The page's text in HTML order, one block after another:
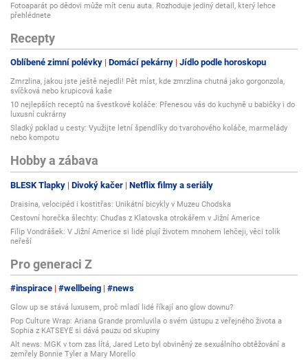
Fotoaparát po dědovi může mít cenu auta. Rozhoduje jediný detail, který lehce
přehlédnete
Recepty
Oblíbené zimní polévky Domácí pekárny Jídlo podle horoskopu
Zmrzlina, jakou jste ještě nejedli! Pět míst, kde zmrzlina chutná jako gorgonzola,
svíčková nebo krupicová kaše
10 nejlepších receptů na švestkové koláče: Přenesou vás do kuchyně u babičky i do
luxusní cukrárny
Sladký poklad u cesty: Využijte letní špendlíky do tvarohového koláče, marmelády
nebo kompotu
Hobby a zábava
BLESK Tlapky Divoký kačer Netflix filmy a seriály
Draisina, velocipéd i kostitřas: Unikátní bicykly v Muzeu Chodska
Cestovní horečka šlechty: Chuďas z Klatovska otrokářem v Jižní Americe
Filip Vondrášek: V Jižní Americe si lidé plují životem mnohem lehčeji, věci tolik
neřeší
Pro generaci Z
#inspirace #wellbeing #news
Glow up se stává luxusem, proč mladí lidé říkají ano glow downu?
Pop Culture Wrap: Ariana Grande promluvila o svém ústupu z veřejného života a
Sophia z KATSEYE si dává pauzu od skupiny
Alt news: MGK v tom zas lítá, Jared Leto byl obviněný ze sexuálního obtěžování a
zemřely Bonnie Tyler a Mary Morello